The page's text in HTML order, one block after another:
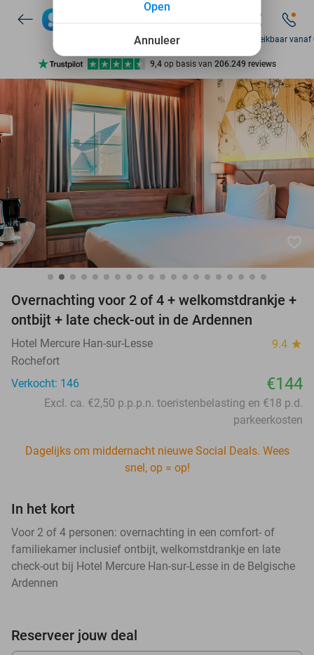
7 dagen per week beschikbaar
10+ miljoen leden
9,4 op basis van 206.249 reviews
Ontdek 15.000+ deals
7 dagen per week beschikbaar
10+ miljoen leden
Zo bereikbaar
Overnachting voor 2 of 4 + welkomstdrankje +
ontbijt + late check-out in de Ardennen
Hotel Mercure Han-sur-Lesse 9.4 star
Rochefort
Verkocht: 146
€144
Excl. ca. €2,50 p.p.p.n. toeristenbelasting en €18 p.d.
parkeerkosten
Dagelijks om middernacht nieuwe Social Deals. Wees
snel, op = op!
In het kort
Voor 2 of 4 personen: overnachting in een comfort- of
familiekamer inclusief ontbijt, welkomstdrankje en late
check-out bij Hotel Mercure Han-sur-Lesse in de Belgische
Ardennen
Reserveer jouw deal
Annuleer
Open